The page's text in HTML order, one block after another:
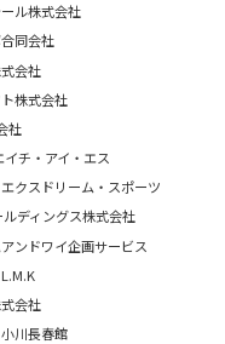
ル株式会社
同会社
会社
株式会社
社
チ・アイ・エス
クスドリーム・スポーツ
ルディングス株式会社
アンドワイ企画サービス
会社
川長春館